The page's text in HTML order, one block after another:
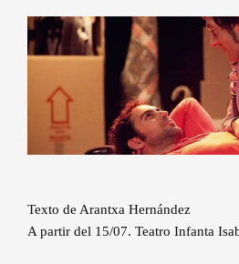
Texto de Arantxa Hernández
A partir del 15/07. Teatro Infanta